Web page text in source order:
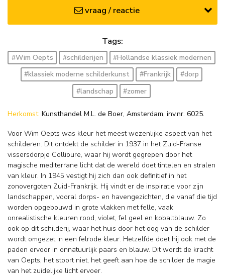
vraag / reactie
Tags:
#Wim Oepts #schilderijen
#Hollandse klassiek modernen
#klassiek moderne schilderkunst
#Frankrijk
#dorp
#landschap
#zomer
Herkomst: Kunsthandel M.L. de Boer, Amsterdam, inv.nr. 6025.
Voor Wim Oepts was kleur het meest wezenlijke aspect van het
schilderen. Dit ontdekt de schilder in 1937 in het Zuid-Franse
vissersdorpje Collioure, waar hij wordt gegrepen door het
magische mediterrane licht dat de wereld doet tintelen en stralen
van kleur. In 1945 vestigt hij zich dan ook definitief in het
zonovergoten Zuid-Frankrijk. Hij vindt er de inspiratie voor zijn
landschappen, vooral dorps- en havengezichten, die vanaf die tijd
worden opgebouwd in grote vlakken met felle, vaak
onrealistische kleuren rood, violet, fel geel en kobaltblauw. Zo
ook op dit schilderij, waar het huis door het oog van de schilder
wordt omgezet in een felrode kleur. Hetzelfde doet hij ook met de
paden ervoor in onnatuurlijk paars en blauw. Dit wordt de kracht
van Oepts, het stoort niet, het geeft aan hoe de schilder de magie
van het zuidelijke licht ervoer.